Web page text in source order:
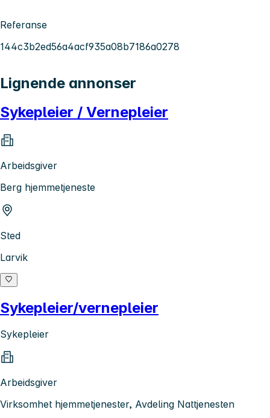
Referanse
144c3b2ed56a4acf935a08b7186a0278
Lignende annonser
Sykepleier / Vernepleier
Arbeidsgiver
Berg hjemmetjeneste
Sted
Larvik
Sykepleier/vernepleier
Sykepleier
Arbeidsgiver
Virksomhet hjemmetjenester, Avdeling Nattjenesten